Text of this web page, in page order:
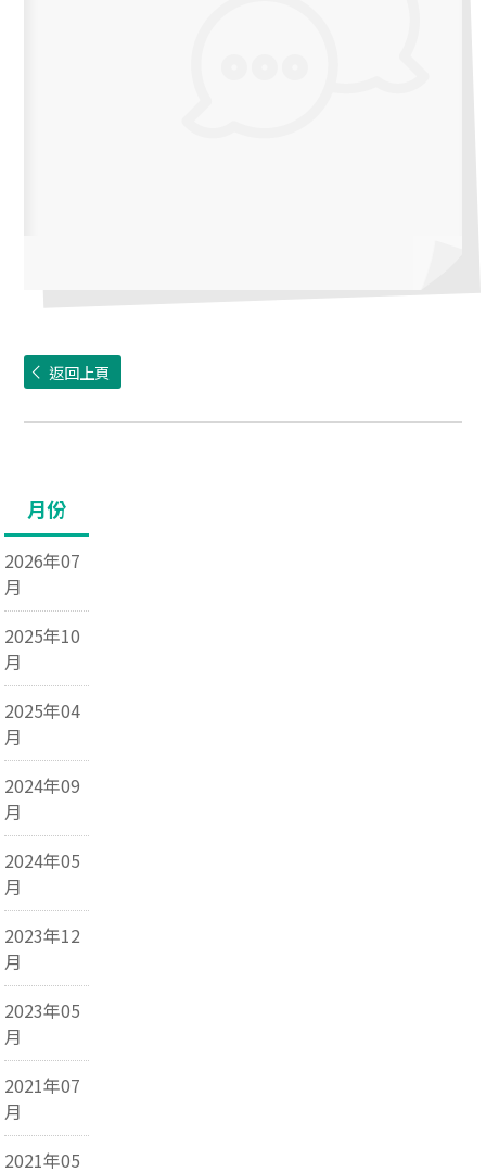
返回上頁
月份
2026年07
月
2025年10
月
2025年04
月
2024年09
月
2024年05
月
2023年12
月
2023年05
月
2021年07
月
2021年05